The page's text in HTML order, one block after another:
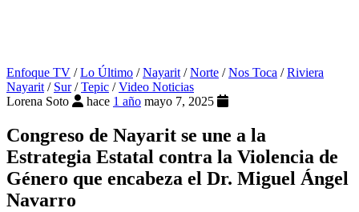
Enfoque TV /Lo Último /Nayarit/Norte /Nos Toca /Riviera
Nayarit/ Sur/Tepic /Video Noticias
Lorena Soto
hace 1 año mayo 7, 2025
Congreso de Nayarit se une a la
Estrategia Estatal contra la Violencia de
Género que encabeza el Dr. Miguel Ángel
Navarro